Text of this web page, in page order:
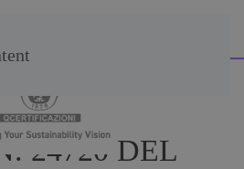
24720 DEL